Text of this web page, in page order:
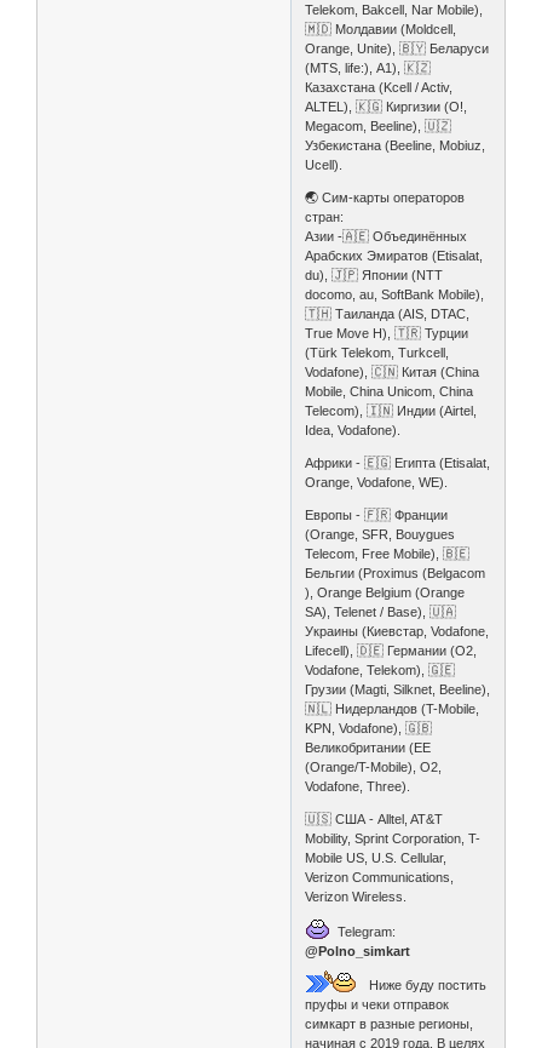
Telekom, Bakcell, Nar Mobile),
🇲🇩 Молдавии (Moldcell,
Orange, Unite), 🇧🇾 Беларуси
(MTS, life:), А1), 🇰🇿
Казахстана (Kcell / Activ,
ALTEL), 🇰🇬 Киргизии (О!,
Megacom, Beeline), 🇺🇿
Узбекистана (Beeline, Mobiuz,
Ucell).
🌏 Сим-карты операторов
стран:
Азии -🇦🇪 Объединённых
Арабских Эмиратов (Etisalat,
du), 🇯🇵 Японии (NTT
docomo, au, SoftBank Mobile),
🇹🇭 Таиланда (AIS, DTAC,
True Move H), 🇹🇷 Турции
(Türk Telekom, Turkcell,
Vodafone), 🇨🇳 Китая (China
Mobile, China Unicom, China
Telecom), 🇮🇳 Индии (Airtel,
Idea, Vodafone).
Африки - 🇪🇬 Египта (Etisalat,
Orange, Vodafone, WE).
Европы - 🇫🇷 Франции
(Orange, SFR, Bouygues
Telecom, Free Mobile), 🇧🇪
Бельгии (Proximus (Belgacom
), Orange Belgium (Orange
SA), Telenet / Base), 🇺🇦
Украины (Киевстар, Vodafone,
Lifecell), 🇩🇪 Германии (O2,
Vodafone, Telekom), 🇬🇪
Грузии (Magti, Silknet, Beeline),
🇳🇱 Нидерландов (T-Mobile,
KPN, Vodafone), 🇬🇧
Великобритании (EE
(Orange/T-Mobile), O2,
Vodafone, Three).
🇺🇸 США - Alltel, AT&T
Mobility, Sprint Corporation, T-
Mobile US, U.S. Cellular,
Verizon Communications,
Verizon Wireless.
Telegram:
@Polno_simkart
Ниже буду постить
пруфы и чеки отправок
симкарт в разные регионы,
начиная с 2019 года. В целях